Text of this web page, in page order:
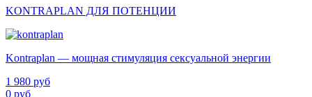
KONTRAPLAN ДЛЯ ПОТЕНЦИИ
Kontraplan — мощная стимуляция сексуальной энергии
1 980 руб
0 руб